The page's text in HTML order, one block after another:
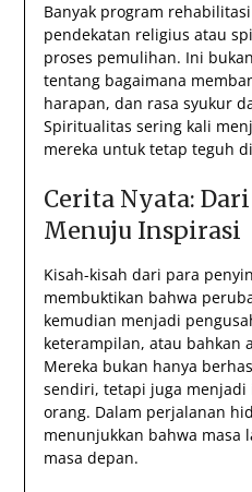
Banyak program
pendekatan religius atau
proses pemulihan. Ini
tentang bagaimana
harapan, dan rasa syukur
Spiritualitas sering kali
mereka untuk tetap teguh
Cerita Nyata:
Menuju Inspirasi
Kisah-kisah dari para
membuktikan bahwa
kemudian menjadi
keterampilan, atau bahkan
Mereka bukan hanya
sendiri, tetapi juga menjadi
orang. Dalam perjalanan
menunjukkan bahwa masa
masa depan.